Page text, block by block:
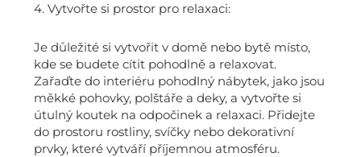
4. Vytvořte si prostor pro relaxaci:
Je důležité si vytvořit v domě nebo bytě místo,
kde se budete cítit pohodlně a relaxovat.
Zařaďte do interiéru pohodlný nábytek, jako jsou
měkké pohovky, polštáře a deky, a vytvořte si
útulný koutek na odpočinek a relaxaci. Přidejte
do prostoru rostliny, svíčky nebo dekorativní
prvky, které vytváří příjemnou atmosféru.